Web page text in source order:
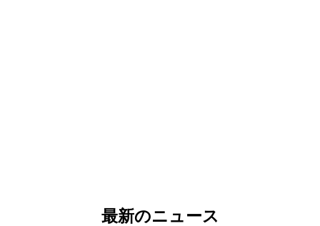
最新のニュース